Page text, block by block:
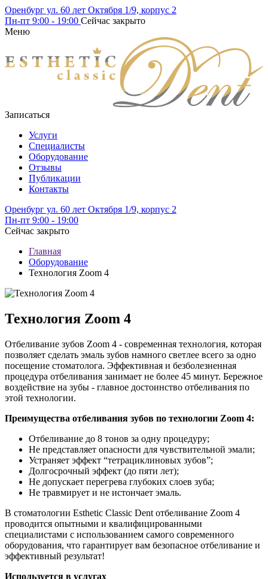
Оренбург ул. 60 лет Октября 1/9, корпус 2
Пн-пт 9:00 - 19:00 Сейчас закрыто
Меню
Записаться
Услуги
Специалисты
Оборудование
Отзывы
Публикации
Контакты
Оренбург ул. 60 лет Октября 1/9, корпус 2
Пн-пт 9:00 - 19:00
Сейчас закрыто
Главная
Оборудование
Технология Zoom 4
Технология Zoom 4
Отбеливание зубов Zoom 4 - современная технология, которая
позволяет сделать эмаль зубов намного светлее всего за одно
посещение стоматолога. Эффективная и безболезненная
процедура отбеливания занимает не более 45 минут. Бережное
воздействие на зубы - главное достоинство отбеливания по
этой технологии.
Преимущества отбеливания зубов по технологии Zoom 4:
Отбеливание до 8 тонов за одну процедуру;
Не представляет опасности для чувствительной эмали;
Устраняет эффект “тетрациклиновых зубов”;
Долгосрочный эффект (до пяти лет);
Не допускает перегрева глубоких слоев зуба;
Не травмирует и не истончает эмаль.
В стоматологии Esthetic Classic Dent отбеливание Zoom 4
проводится опытными и квалифицированными
специалистами с использованием самого современного
оборудования, что гарантирует вам безопасное отбеливание и
эффективный результат!
Используется в услугах